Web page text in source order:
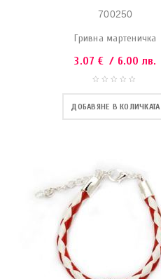
700250
Гривна мартеничка
3.07 € / 6.00 лв.
ДОБАВЯНЕ В КОЛИЧКАТА